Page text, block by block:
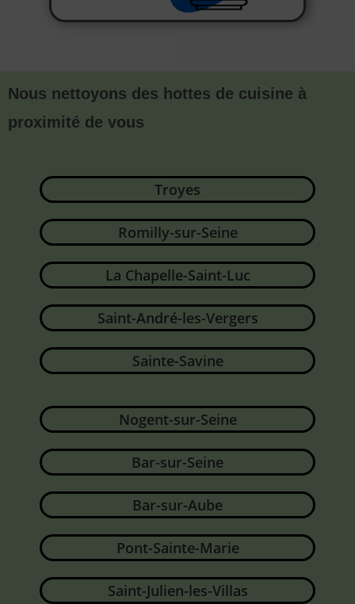
Nous nettoyons des hottes de cuisine à
proximité de vous
Troyes
Romilly-sur-Seine
La Chapelle-Saint-Luc
Saint-André-les-Vergers
Sainte-Savine
Nogent-sur-Seine
Bar-sur-Seine
Bar-sur-Aube
Pont-Sainte-Marie
Saint-Julien-les-Villas